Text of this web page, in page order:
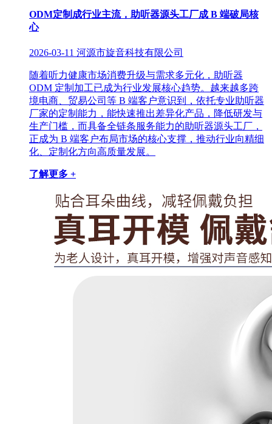
ODM定制成行业主流，助听器源头工厂成 B 端破局核
心
2026-03-11 河源市旋音科技有限公司
随着听力健康市场消费升级与需求多元化，助听器
ODM 定制加工已成为行业发展核心趋势。越来越多跨
境电商、贸易公司等 B 端客户意识到，依托专业助听器
厂家的定制能力，能快速推出差异化产品，降低研发与
生产门槛，而具备全链条服务能力的助听器源头工厂，
正成为 B 端客户布局市场的核心支撑，推动行业向精细
化、定制化方向高质量发展。
了解更多 +